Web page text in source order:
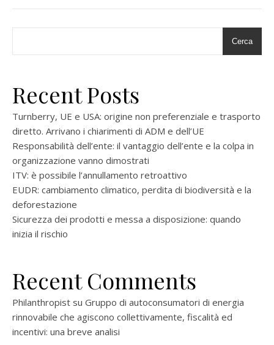
Cerca
Recent Posts
Turnberry, UE e USA: origine non preferenziale e trasporto
diretto. Arrivano i chiarimenti di ADM e dell’UE
Responsabilità dell’ente: il vantaggio dell’ente e la colpa in
organizzazione vanno dimostrati
ITV: è possibile l’annullamento retroattivo
EUDR: cambiamento climatico, perdita di biodiversità e la
deforestazione
Sicurezza dei prodotti e messa a disposizione: quando
inizia il rischio
Recent Comments
Philanthropist su Gruppo di autoconsumatori di energia
rinnovabile che agiscono collettivamente, fiscalità ed
incentivi: una breve analisi